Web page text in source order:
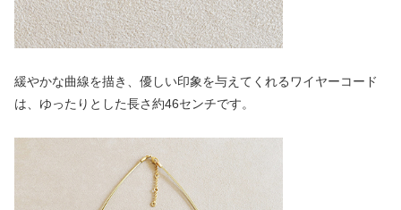
緩やかな曲線を描き、優しい印象を与えてくれるワイヤーコード
は、ゆったりとした長さ約46センチです。